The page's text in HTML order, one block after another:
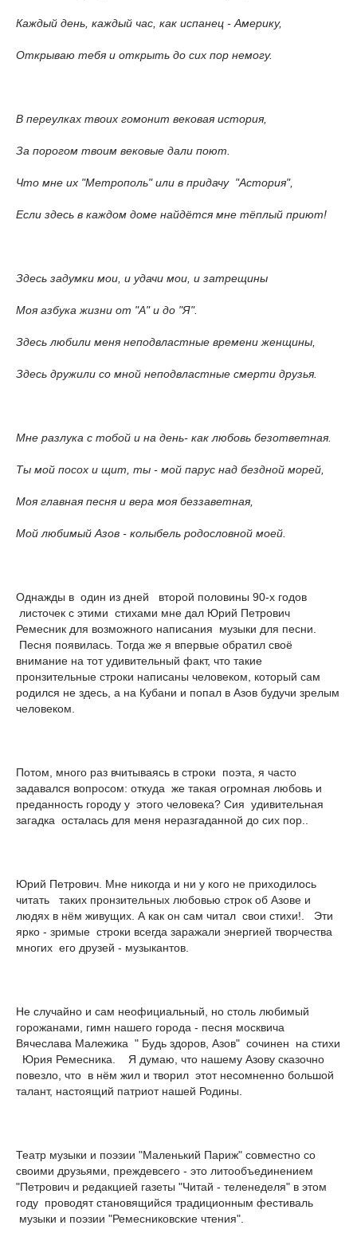
Каждый день, каждый час, как испанец - Америку,
Открываю тебя и открыть до сих пор немогу.
В переулках твоих гомонит вековая история,
За порогом твоим вековые дали поют.
Что мне их "Метрополь" или в придачу "Астория",
Если здесь в каждом доме найдётся мне тёплый приют!
Здесь задумки мои, и удачи мои, и затрещины
Моя азбука жизни от "А" и до "Я".
Здесь любили меня неподвластные времени женщины,
Здесь дружили со мной неподвластные смерти друзья.
Мне разлука с тобой и на день- как любовь безответная.
Ты мой посох и щит, ты - мой парус над бездной морей,
Моя главная песня и вера моя беззаветная,
Мой любимый Азов - колыбель родословной моей.
Однажды в один из дней второй половины 90-х годов
листочек с этими стихами мне дал Юрий Петрович
Ремесник для возможного написания музыки для песни.
Песня появилась. Тогда же я впервые обратил своё
внимание на тот удивительный факт, что такие
пронзительные строки написаны человеком, который сам
родился не здесь, а на Кубани и попал в Азов будучи зрелым
человеком.
Потом, много раз вчитываясь в строки поэта, я часто
задавался вопросом: откуда же такая огромная любовь и
преданность городу у этого человека? Сия удивительная
загадка осталась для меня неразгаданной до сих пор..
Юрий Петрович. Мне никогда и ни у кого не приходилось
читать таких пронзительных любовью строк об Азове и
людях в нём живущих. А как он сам читал свои стихи!. Эти
ярко - зримые строки всегда заражали энергией творчества
многих его друзей - музыкантов.
Не случайно и сам неофициальный, но столь любимый
горожанами, гимн нашего города - песня москвича
Вячеслава Малежика " Будь здоров, Азов" сочинен на стихи
Юрия Ремесника. Я думаю, что нашему Азову сказочно
повезло, что в нём жил и творил этот несомненно большой
талант, настоящий патриот нашей Родины.
Театр музыки и поэзии "Маленький Париж" совместно со
своими друзьями, преждевсего - это литообъединением
"Петрович и редакцией газеты "Читай - теленеделя" в этом
году проводят становящийся традиционным фестиваль
музыки и поэзии "Ремесниковские чтения".